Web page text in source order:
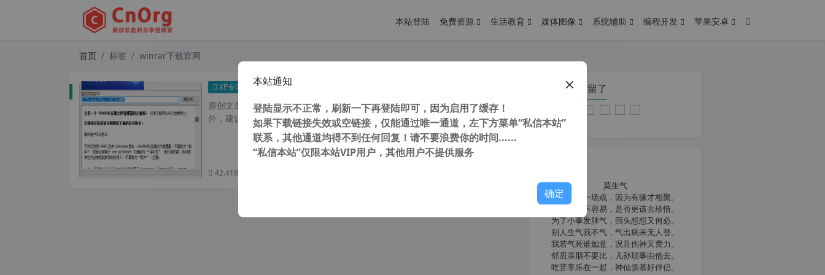
本站登陆 免费资源 生活教育 媒体图像 系统辅助 编程开发 苹果安卓
首页 标签 winrar下载官网
XP专区 支持winxp解压缩软件 WinRAR v6.0.2去广告烈火汉化版 最后支持winxp版本
原创文章，转载请注明： 转载自 cnorg.12hp.de 注意： 由于网站空间位于国
外，建议避开晚上的访问高...
42,418 次浏览
您在本页停留了
莫生气
人生就像一场戏，因为有缘才相聚。
相扶到老不容易，是否更该去珍惜。
为了小事发脾气，回头想想又何必。
别人生气我不气，气出病来无人替。
我若气死谁如意，况且伤神又费力。
邻居亲朋不要比，儿孙琐事由他去。
吃苦享乐在一起，神仙羡慕好伴侣。
本站通知
登陆显示不正常，刷新一下再登陆即可，因为启用了缓存！
如果下载链接失效或空链接，仅能通过唯一通道，左下方菜单“私信本站”
联系，其他通道均得不到任何回复！请不要浪费你的时间......
“私信本站”仅限本站VIP用户，其他用户不提供服务
确定